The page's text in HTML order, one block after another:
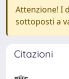
Attenzione! I
sottoposti a
Citazioni